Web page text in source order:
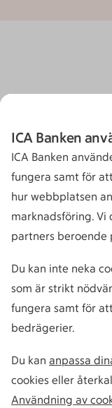
ICA Banken
ICA Banken
fungera samt för
hur webbplatsen
marknadsföring.
partners beroende
Du kan inte neka
som är strikt
fungera samt för
bedrägerier.
Du kan anpassa
cookies eller
Användning av